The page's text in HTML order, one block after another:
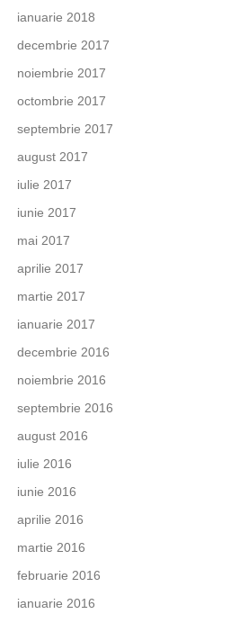
ianuarie 2018
decembrie 2017
noiembrie 2017
octombrie 2017
septembrie 2017
august 2017
iulie 2017
iunie 2017
mai 2017
aprilie 2017
martie 2017
ianuarie 2017
decembrie 2016
noiembrie 2016
septembrie 2016
august 2016
iulie 2016
iunie 2016
aprilie 2016
martie 2016
februarie 2016
ianuarie 2016